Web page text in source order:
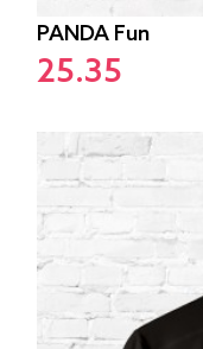
PANDA Fun
25.35